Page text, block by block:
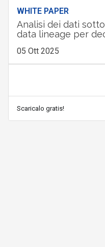
WHITE PAPER
Analisi dei dati
data lineage per
05 Ott 2025
Scaricalo gratis!